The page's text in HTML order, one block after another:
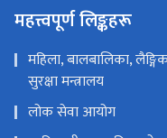
महत्त्वपूर्ण लिङ्कहरू
महिला, बालबालिका,
सुरक्षा मन्त्रालय
लोक सेवा आयोग